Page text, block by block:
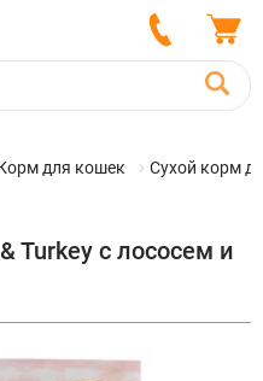
для кошек Сухой корм
Turkey с лососем и